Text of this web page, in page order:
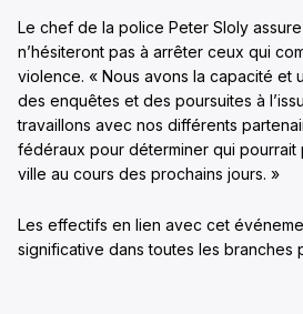
Le chef de la police Peter Sloly
n’hésiteront pas à arrêter ceux qui
violence. « Nous avons la capacité et
des enquêtes et des poursuites à
travaillons avec nos différents
fédéraux pour déterminer qui pourrait
ville au cours des prochains jours. »
Les effectifs en lien avec cet
significative dans toutes les branches